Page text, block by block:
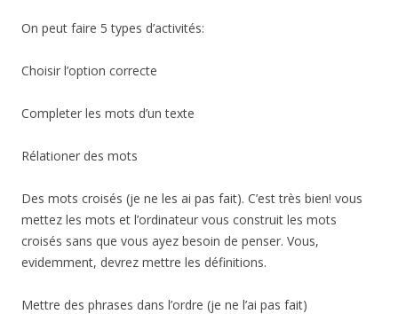
On peut faire 5 types d’activités:
Choisir l’option correcte
Completer les mots d’un texte
Rélationer des mots
Des mots croisés (je ne les ai pas fait). C’est très bien! vous
mettez les mots et l’ordinateur vous construit les mots
croisés sans que vous ayez besoin de penser. Vous,
evidemment, devrez mettre les définitions.
Mettre des phrases dans l’ordre (je ne l’ai pas fait)